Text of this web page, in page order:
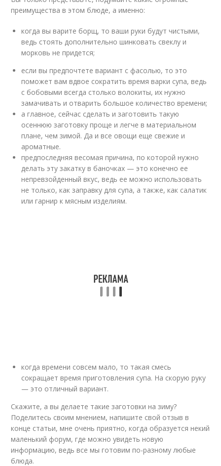
преимущества в этом блюде, а именно:
когда вы варите борщ, то ваши руки будут чистыми,
ведь стоять дополнительно шинковать свеклу и
морковь не придется;
если вы предпочтете вариант с фасолью, то это
поможет вам вдвое сократить время варки супа, ведь
с бобовыми всегда столько волокиты, их нужно
замачивать и отварить большое количество времени;
а главное, сейчас сделать и заготовить такую
осеннюю заготовку проще и легче в материальном
плане, чем зимой. Да и все овощи еще свежие и
ароматные.
предпоследняя весомая причина, по которой нужно
делать эту закатку в баночках — это конечно ее
непревзойденный вкус, ведь ее можно использовать
не только, как заправку для супа, а также, как салатик
или гарнир к мясным изделиям.
когда времени совсем мало, то такая смесь
сокращает время приготовления супа. На скорую руку
— это отличный вариант.
Скажите, а вы делаете такие заготовки на зиму?
Поделитесь своим мнением, напишите свой отзыв в
конце статьи, мне очень приятно, когда образуется некий
маленький форум, где можно увидеть новую
информацию, ведь все мы готовим по-разному любые
блюда.